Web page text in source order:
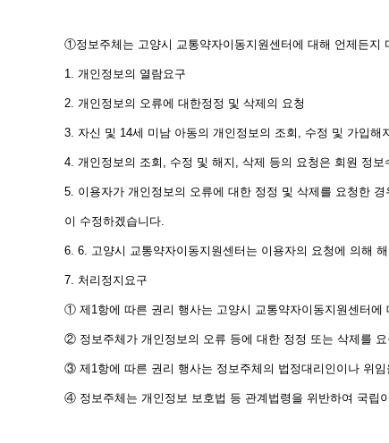
①정보주체는 고양시 교통약자이동지원센터에 대해 언제든지
1. 개인정보의 열람요구
2. 개인정보의 오류에 대한정정 및 삭제의 요청
3. 자신 및 14세 미남 아동의 개인정보의 조회, 수정 및 가입해
4. 개인정보의 조회, 수정 및 해지, 삭제 등의 요청은 회원 정
5. 이용자가 개인정보의 오류에 대한 정정 및 삭제를 요청한
이 수정하겠습니다.
6. 6. 고양시 교통약자이동지원센터는 이용자의 요청에 의해
7. 처리정지요구
① 제1항에 따른 권리 행사는 고양시 교통약자이동지원센터
② 정보주체가 개인정보의 오류 등에 대한 정정 또는 삭제를
③ 제1항에 따른 권리 행사는 정보주체의 법정대리인이나 위
④ 정보주체는 개인정보 보호법 등 관계법령을 위반하여 국립